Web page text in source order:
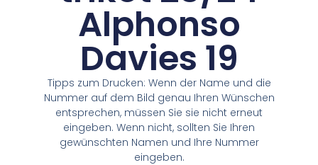
Alphonso
Davies 19
Tipps zum Drucken: Wenn der Name und die
Nummer auf dem Bild genau Ihren Wünschen
entsprechen, müssen Sie sie nicht erneut
eingeben. Wenn nicht, sollten Sie Ihren
gewünschten Namen und Ihre Nummer
eingeben.